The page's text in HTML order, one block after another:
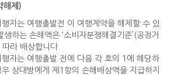
해제)
자는 여행출발전 이 여행계약을 해제할 수 있
하는 손해액은 ‘소비자분쟁해결기준’(공정거
라 배상합니다.
자는 여행출발 전에 다음 각 호의 1에 해당하
상대방에게 제1항의 손해배상액을 지급하지